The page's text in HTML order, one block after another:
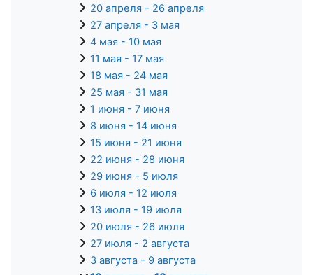
20 апреля - 26 апреля
27 апреля - 3 мая
4 мая - 10 мая
11 мая - 17 мая
18 мая - 24 мая
25 мая - 31 мая
1 июня - 7 июня
8 июня - 14 июня
15 июня - 21 июня
22 июня - 28 июня
29 июня - 5 июля
6 июля - 12 июля
13 июля - 19 июля
20 июля - 26 июля
27 июля - 2 августа
3 августа - 9 августа